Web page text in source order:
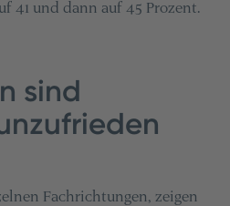
41 und dann auf 45 Prozent.
sind
Fachrichtungen, zeigen